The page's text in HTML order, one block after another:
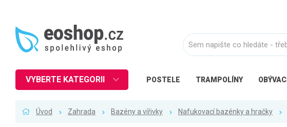
POSTELE TRAMPOLÍNY OBÝVACÍ
VYBERTE KATEGORII
Úvod Zahrada Bazény a vířivky Nafukovací bazénky a hračky